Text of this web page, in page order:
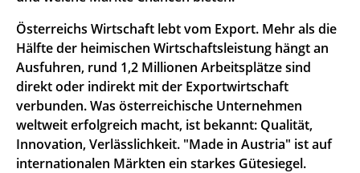
Österreichs Wirtschaft lebt vom Export. Mehr als die
Hälfte der heimischen Wirtschaftsleistung hängt an
Ausfuhren, rund 1,2 Millionen Arbeitsplätze sind
direkt oder indirekt mit der Exportwirtschaft
verbunden. Was österreichische Unternehmen
weltweit erfolgreich macht, ist bekannt: Qualität,
Innovation, Verlässlichkeit. "Made in Austria" ist auf
internationalen Märkten ein starkes Gütesiegel.